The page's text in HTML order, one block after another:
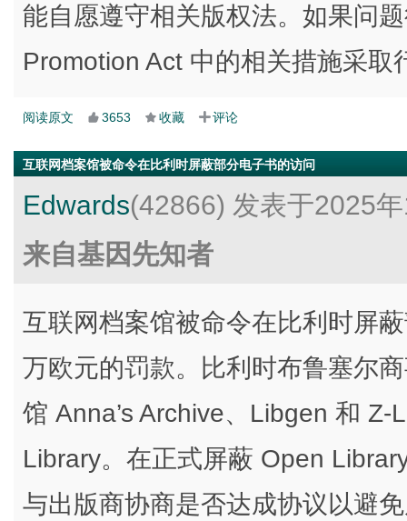
能自愿遵守相关版权法。如果问
Promotion Act 中的相关措施采取
阅读原文 3653 收藏 评论
互联网档案馆被命令在比利时屏蔽部分电子书的访问
Edwards(42866) 发表于2025
来自基因先知者
互联网档案馆被命令在比利时屏
万欧元的罚款。比利时布鲁塞尔
馆 Anna’s Archive、Libgen 和
Library。在正式屏蔽 Open
与出版商协商是否达成协议以避